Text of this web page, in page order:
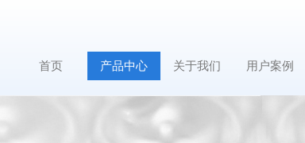
首页 产品中心 关于我们 用户案例